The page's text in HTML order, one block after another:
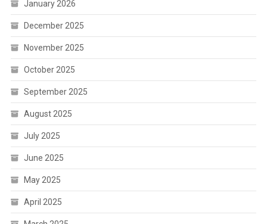
January 2026
December 2025
November 2025
October 2025
September 2025
August 2025
July 2025
June 2025
May 2025
April 2025